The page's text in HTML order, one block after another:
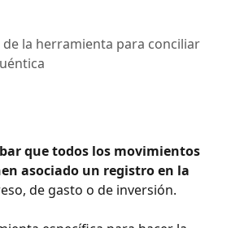
la herramienta para conciliar
que todos los movimientos
asociado un registro en la
de gasto o de inversión.